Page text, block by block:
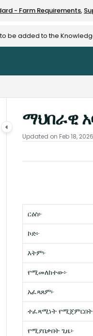
further.
- Farm Requirements,
be added to the
ማህበራዊ
Updated on Feb 18, 2026
ርዕስ፦
ኮድ፦
እትም፦
የሚመለከተው፦
አፈጻጸም፦
ተፈጻሚነት የሚጀምርበት
የሚያበቃበት ጊዜ፦